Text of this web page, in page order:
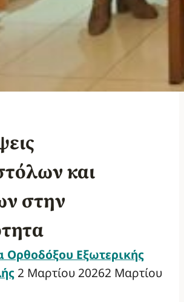
και
στην
Ορθοδόξου Εξωτερικής
2 Μαρτίου 20262 Μαρτίου